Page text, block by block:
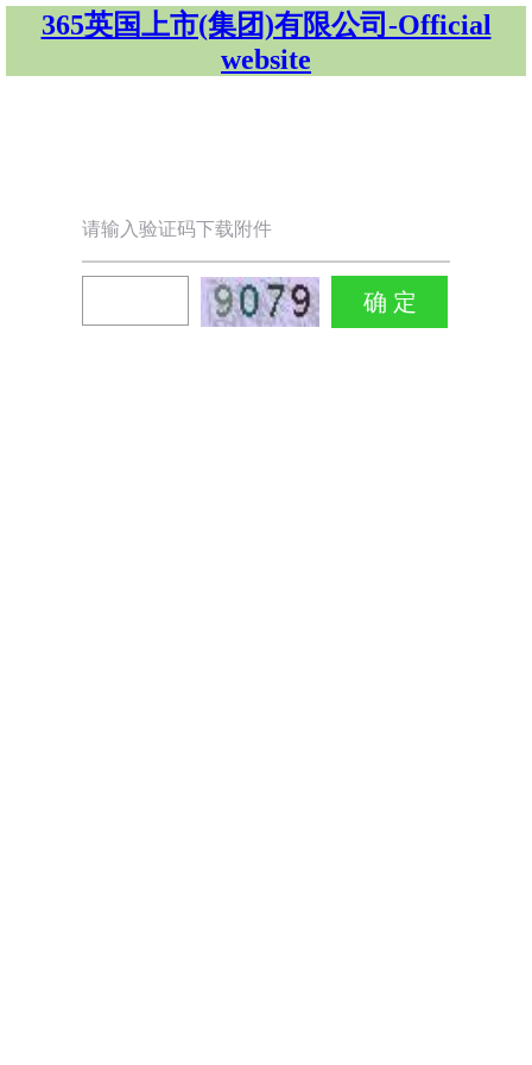
365英国上市(集团)有限公司-Official
website
请输入验证码下载附件